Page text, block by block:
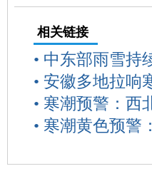
相关链接
• 中东部雨雪持
• 安徽多地拉响
• 寒潮预警：西
• 寒潮黄色预警